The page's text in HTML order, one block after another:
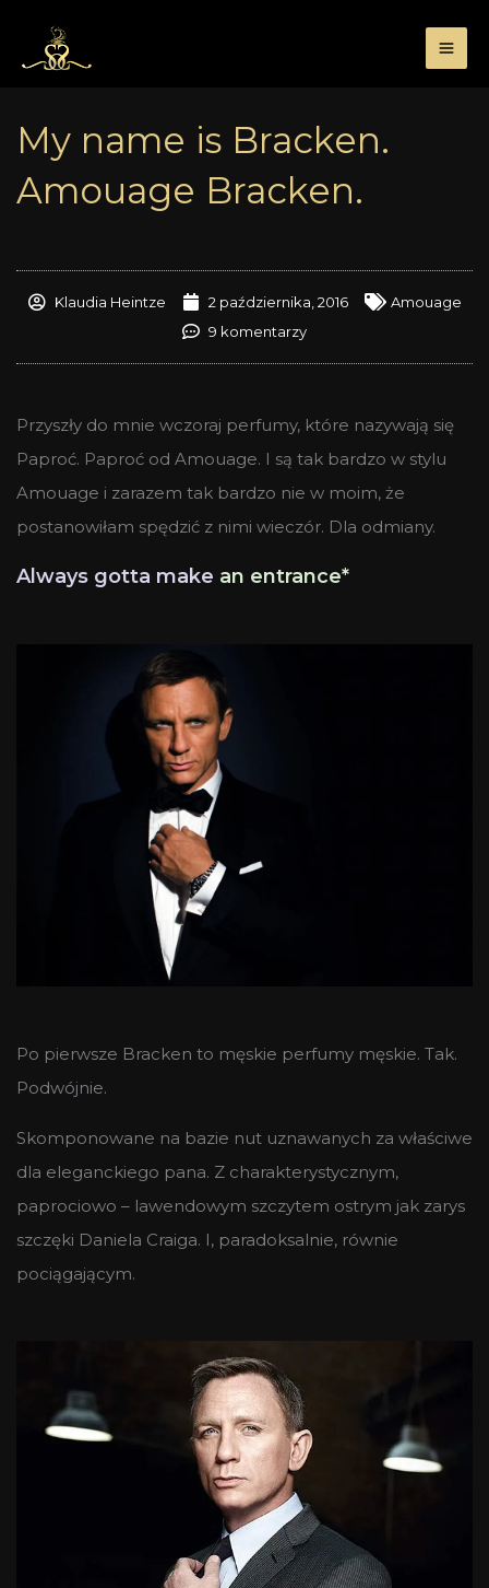
treści
My name is Bracken.
Amouage Bracken.
Klaudia Heintze 2 października, 2016
Amouage
9 komentarzy
Przyszły do mnie wczoraj perfumy, które nazywają się
Paproć. Paproć od Amouage. I są tak bardzo w stylu
Amouage i zarazem tak bardzo nie w moim, że
postanowiłam spędzić z nimi wieczór. Dla odmiany.
Always gotta make an entrance*
Po pierwsze Bracken to męskie perfumy męskie. Tak.
Podwójnie.
Skomponowane na bazie nut uznawanych za właściwe
dla eleganckiego pana. Z charakterystycznym,
paprociowo – lawendowym szczytem ostrym jak zarys
szczęki Daniela Craiga. I, paradoksalnie, równie
pociągającym.